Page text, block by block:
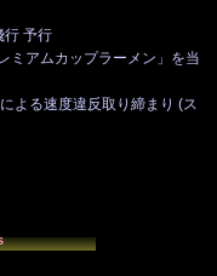
行 予行
ミアムカップラーメン」を当
よる速度違反取り締まり (ス